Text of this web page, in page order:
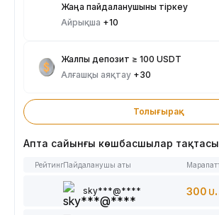
Жаңа пайдаланушыны тіркеу
Айрықша +10
Жалпы депозит ≥ 100 USDT
Алғашқы аяқтау +30
Толығырақ
Апта сайынғы көшбасшылар тақтасы
РейтингПайдаланушы аты
sky***@**** 300 USDT